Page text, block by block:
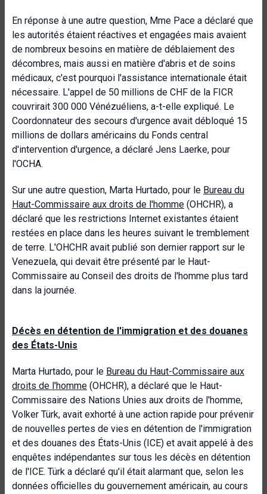
En réponse à une autre question, Mme Pace a déclaré que
les autorités étaient réactives et engagées mais avaient
de nombreux besoins en matière de déblaiement des
décombres, mais aussi en matière d'abris et de soins
médicaux, c'est pourquoi l'assistance internationale était
nécessaire. L'appel de 50 millions de CHF de la FICR
couvrirait 300 000 Vénézuéliens, a-t-elle expliqué. Le
Coordonnateur des secours d'urgence avait débloqué 15
millions de dollars américains du Fonds central
d'intervention d'urgence, a déclaré Jens Laerke, pour
l'OCHA.
Sur une autre question, Marta Hurtado, pour le Bureau du
Haut-Commissaire aux droits de l'homme (OHCHR), a
déclaré que les restrictions Internet existantes étaient
restées en place dans les heures suivant le tremblement
de terre. L'OHCHR avait publié son dernier rapport sur le
Venezuela, qui devait être présenté par le Haut-
Commissaire au Conseil des droits de l'homme plus tard
dans la journée.
Décès en détention de l'immigration et des douanes
des États-Unis
Marta Hurtado, pour le Bureau du Haut-Commissaire aux
droits de l'homme (OHCHR), a déclaré que le Haut-
Commissaire des Nations Unies aux droits de l'homme,
Volker Türk, avait exhorté à une action rapide pour prévenir
de nouvelles pertes de vies en détention de l'immigration
et des douanes des États-Unis (ICE) et avait appelé à des
enquêtes indépendantes sur tous les décès en détention
de l'ICE. Türk a déclaré qu'il était alarmant que, selon les
données officielles du gouvernement américain, au cours